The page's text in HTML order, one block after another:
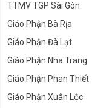
TTMV TGP Sài Gòn
Giáo Phận Bà Rịa
Giáo Phận Đà Lạt
Giáo Phận Nha Trang
Giáo Phận Phan Thiết
Giáo Phận Xuân Lộc